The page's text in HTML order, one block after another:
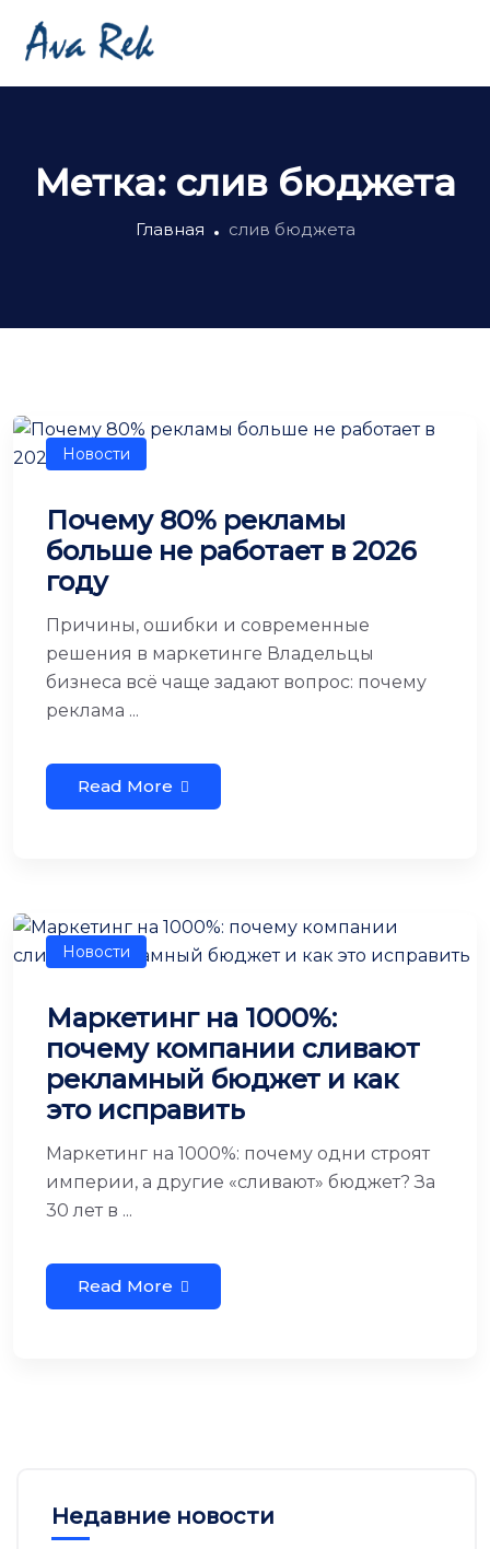
Метка: слив бюджета
Главная слив бюджета
Новости
Почему 80% рекламы
больше не работает в 2026
году
Причины, ошибки и современные
решения в маркетинге Владельцы
бизнеса всё чаще задают вопрос: почему
реклама ...
Read More
Новости
Маркетинг на 1000%:
почему компании сливают
рекламный бюджет и как
это исправить
Маркетинг на 1000%: почему одни строят
империи, а другие «сливают» бюджет? За
30 лет в ...
Read More
Недавние новости